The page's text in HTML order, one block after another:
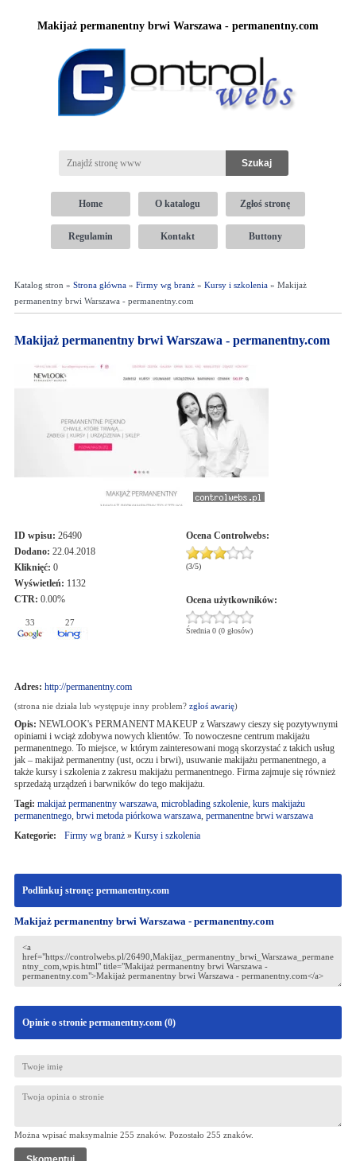
Makijaż permanentny brwi Warszawa - permanentny.com
Home O katalogu Zgłoś stronę
Regulamin Kontakt Buttony
Katalog stron » Strona główna» Firmy wg branż» Kursy i szkolenia» Makijaż
permanentny brwi Warszawa - permanentny.com
Makijaż permanentny brwi Warszawa - permanentny.com
ID wpisu: 26490
Dodano: 22.04.2018
Kliknięć: 0
Wyświetleń: 1132
CTR: 0.00%
33 27
Ocena Controlwebs:
(3/5)
Ocena użytkowników:
Średnia 0 (0 głosów)
Adres: http://permanentny.com
(strona nie działa lub występuje inny problem? zgłoś awarię)
Opis: NEWLOOK's PERMANENT MAKEUP z Warszawy cieszy się pozytywnymi
opiniami i wciąż zdobywa nowych klientów. To nowoczesne centrum makijażu
permanentnego. To miejsce, w którym zainteresowani mogą skorzystać z takich usług
jak – makijaż permanentny (ust, oczu i brwi), usuwanie makijażu permanentnego, a
także kursy i szkolenia z zakresu makijażu permanentnego. Firma zajmuje się również
sprzedażą urządzeń i barwników do tego makijażu.
Tagi: makijaż permanentny warszawa, microblading szkolenie, kurs makijażu
permanentnego, brwi metoda piórkowa warszawa, permanentne brwi warszawa
Kategorie:
Firmy wg branż» Kursy i szkolenia
Podlinkuj stronę: permanentny.com
Makijaż permanentny brwi Warszawa - permanentny.com
Opinie o stronie permanentny.com (0)
Można wpisać maksymalnie 255 znaków. Pozostało 255 znaków.